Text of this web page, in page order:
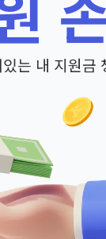
는 내 지원금